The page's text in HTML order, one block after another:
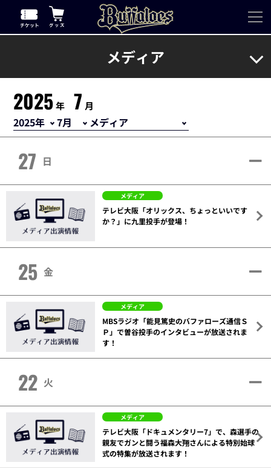
メディア
2025 年 7 月
27 日
メディア
テレビ大阪「オリックス、ちょっといいです
か？」に九里投手が登場！
25 金
メディア
MBSラジオ「能見篤史のバファローズ通信Ｓ
Ｐ」で曽谷投手のインタビューが放送されま
す！
22 火
メディア
テレビ大阪「ドキュメンタリー7」で、森選手の
親友でガンと闘う福森大翔さんによる特別始球
式の特集が放送されます！